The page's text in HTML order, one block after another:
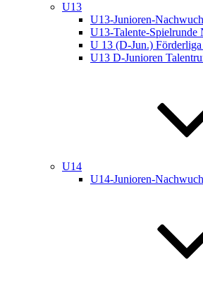
U13
U13-Junioren-
U13-Talente-Spielrunde
U 13 (D-Jun.)
U13 D-Junioren
U14
U14-Junioren-